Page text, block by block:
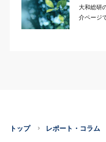
大和総研
介ページ
トップ レポート・コラム